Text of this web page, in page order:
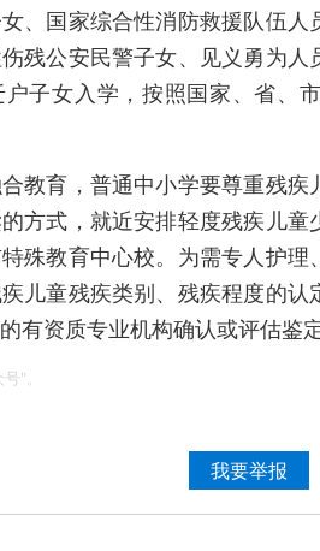
女、国家综合性消防救援队伍
残公安民警子女、见义勇为
子女入学，按照国家、省、
合教育，普通中小学要尊重残
方式，就近安排轻度残疾儿
殊教育中心校。为需专人护
疾儿童残疾类别、残疾程度的
有资质专业机构确认或评估鉴
"。
我要举报